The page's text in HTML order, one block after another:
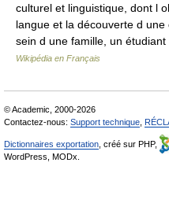
culturel et linguistique, dont l
langue et la découverte d
sein d une famille, un
Wikipédia en Français
© Academic, 2000-2026
Contactez-nous: Support technique
Dictionnaires exportation , créé sur PHP,
WordPress, MODx.